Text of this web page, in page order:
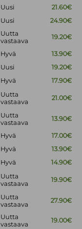
Uusi
21.60€
Uusi 24.90€
Uutta
vastaava
19.20€
Hyvä
13.90€
Uusi
19.20€
Hyvä
17.90€
Uutta
vastaava
21.00€
Uutta
vastaava
13.90€
Hyvä
17.00€
Hyvä
13.90€
Hyvä
14.90€
Uutta
vastaava
19.90€
Uutta
vastaava
27.90€
Uutta
vastaava
19.00€